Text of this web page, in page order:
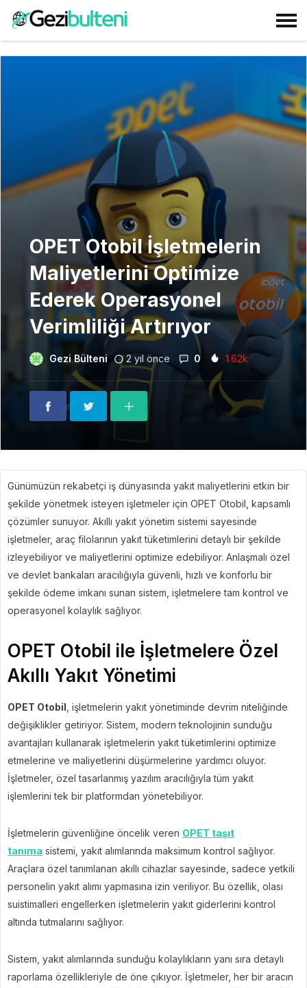
OPET Otobil İşletmelerin
Maliyetlerini Optimize
Ederek Operasyonel
Verimliliği Artırıyor
Gezi Bülteni 2 yıl önce 0 1.62k
Günümüzün rekabetçi iş dünyasında yakıt maliyetlerini etkin bir
şekilde yönetmek isteyen işletmeler için OPET Otobil, kapsamlı
çözümler sunuyor. Akıllı yakıt yönetim sistemi sayesinde
işletmeler, araç filolarının yakıt tüketimlerini detaylı bir şekilde
izleyebiliyor ve maliyetlerini optimize edebiliyor. Anlaşmalı özel
ve devlet bankaları aracılığıyla güvenli, hızlı ve konforlu bir
şekilde ödeme imkanı sunan sistem, işletmelere tam kontrol ve
operasyonel kolaylık sağlıyor.
OPET Otobil ile İşletmelere Özel
Akıllı Yakıt Yönetimi
OPET Otobil , işletmelerin yakıt yönetiminde devrim niteliğinde
değişiklikler getiriyor. Sistem, modern teknolojinin sunduğu
avantajları kullanarak işletmelerin yakıt tüketimlerini optimize
etmelerine ve maliyetlerini düşürmelerine yardımcı oluyor.
İşletmeler, özel tasarlanmış yazılım aracılığıyla tüm yakıt
işlemlerini tek bir platformdan yönetebiliyor.
İşletmelerin güvenliğine öncelik veren OPET taşıt
tanıma sistemi, yakıt alımlarında maksimum kontrol sağlıyor.
Araçlara özel tanımlanan akıllı cihazlar sayesinde, sadece yetkili
personelin yakıt alımı yapmasına izin veriliyor. Bu özellik, olası
suistimalleri engellerken işletmelerin yakıt giderlerini kontrol
altında tutmalarını sağlıyor.
Sistem, yakıt alımlarında sunduğu kolaylıkların yanı sıra detaylı
raporlama özellikleriyle de öne çıkıyor. İşletmeler, her bir aracın